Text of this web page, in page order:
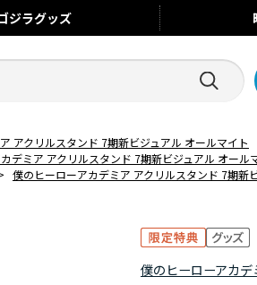
ジラグッズ
アクリルスタンド 7期新ビジュアル オールマイト
デミア アクリルスタンド 7期新ビジュアル オール
僕のヒーローアカデミア アクリルスタンド 7期新
僕のヒーローアカデ